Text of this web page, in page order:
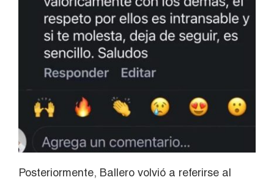
Posteriormente, Ballero volvió a referirse al